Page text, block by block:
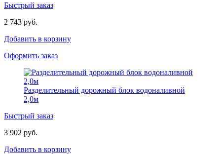
Быстрый заказ
2 743 руб.
Добавить в корзину
Оформить заказ
Разделительный дорожный блок водоналивной
2,0м
Быстрый заказ
3 902 руб.
Добавить в корзину